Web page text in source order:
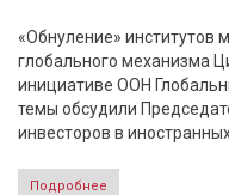
«Обнуление» институтов
глобального механизма
инициативе ООН
темы обсудили
инвесторов в
Подробнее